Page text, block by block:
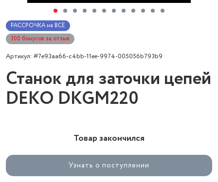
РАССРОЧКА на ВСЁ
300 бонусов за отзыв
Артикул: #7e93aa66-c4bb-11ee-9974-005056b793b9
Станок для заточки цепей
DEKO DKGM220
Товар закончился
Узнать о поступлении